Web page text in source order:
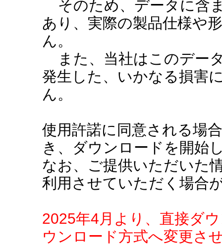
そのため、データに含
あり、実際の製品仕様や
ん。
また、当社はこのデー
発生した、いかなる損害
ん。
使用許諾に同意される場
き、ダウンロードを開始
なお、ご提供いただいた
利用させていただく場合
2025年4月より、直接ダ
ウンロード方式へ変更さ